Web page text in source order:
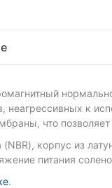
неагрессивных к
что
(NBR), корпус из
питания
.